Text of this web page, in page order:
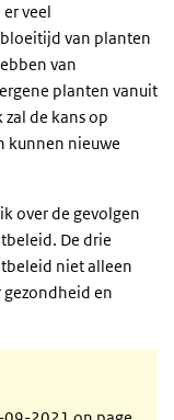
veel
van planten
van
planten vanuit
de kans op
kunnen nieuwe
over de gevolgen
De drie
niet alleen
en